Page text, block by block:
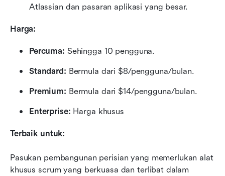
Atlassian dan pasaran aplikasi yang besar.
Harga:
Percuma: Sehingga 10 pengguna.
Standard: Bermula dari $8/pengguna/bulan.
Premium: Bermula dari $14/pengguna/bulan.
Enterprise: Harga khusus
Terbaik untuk:
Pasukan pembangunan perisian yang memerlukan alat
khusus scrum yang berkuasa dan terlibat dalam